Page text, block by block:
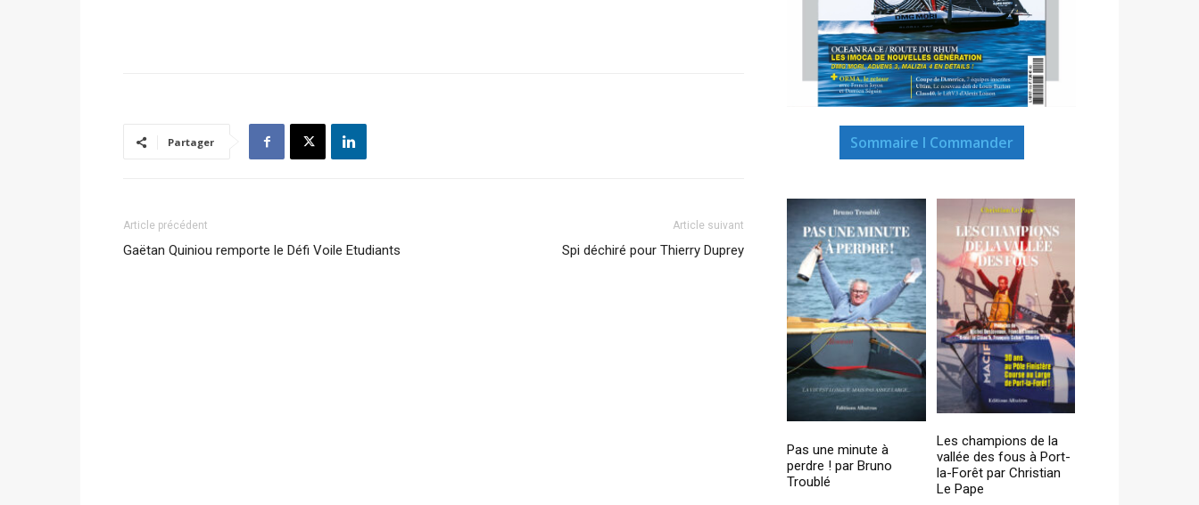
Partager
Article précédent
Gaëtan Quiniou remporte le Défi Voile Etudiants
Article suivant
Spi déchiré pour Thierry Duprey
Sommaire I Commander
Pas une minute à
perdre ! par Bruno
Troublé
Les champions de la
vallée des fous à Port-
la-Forêt par Christian
Le Pape